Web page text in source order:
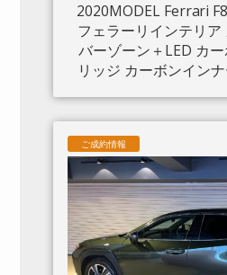
2020MODEL Ferrari
フェラーリインテリア
バーゾーン＋LED カ
リッジ カーボンイン
ーディスプレイ アダプ
イトシステム 入庫
ご成約情報